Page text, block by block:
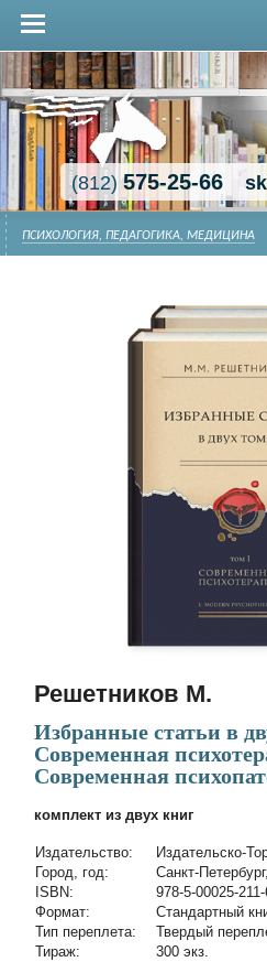
(812)575-25-66
ПСИХОЛОГИЯ, ПЕДАГОГИКА, МЕДИЦИНА
Решетников М.
Избранные статьи в
Современная
Современная
комплект из двух книг
Издательство:
Издательско-
Город, год:
Санкт-
ISBN:
978-5-00025-
Формат:
Стандартный
Тип переплета:
Твердый
Тираж:
300 экз.